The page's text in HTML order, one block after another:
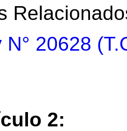
N° 20628
2: